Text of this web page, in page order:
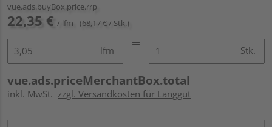
vue.ads.buyBox.price.rrp
22,35 € / lfm (68,17 € / Stk.)
lfm Stk.
vue.ads.priceMerchantBox.total
inkl. MwSt. zzgl. Versandkosten für Langgut